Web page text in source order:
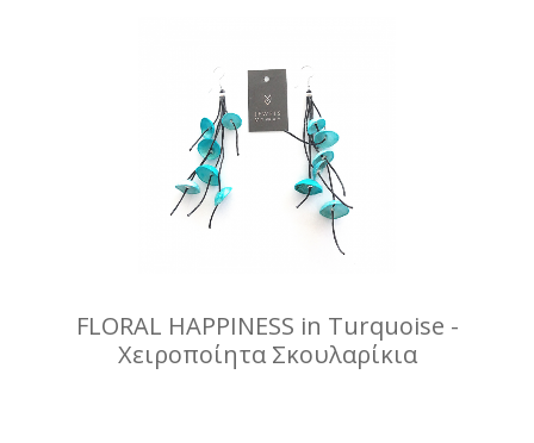
FLORAL HAPPINESS in Turquoise -
Χειροποίητα Σκουλαρίκια